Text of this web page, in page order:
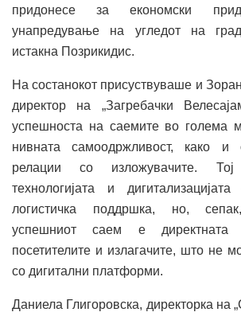
придонесе за економски
унапредување на угледот на
истакна Позрикидис.
На состанокот присуствуваше и
директор на „Загребачки
успешноста на саемите во голема
нивната самоодржливост, како и
релации со изложувачите.
технологијата и
логистичка поддршка, но,
успешниот саем е директната
посетителите и излагачите, што не
со дигитални платформи.
Даниела Глигоровска, директорка на